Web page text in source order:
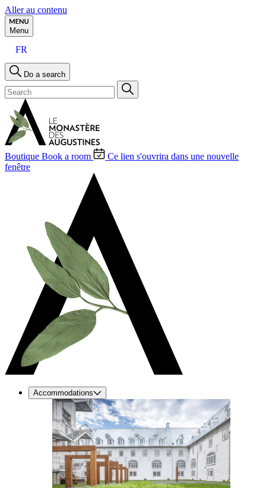
Aller au contenu
Menu
FR
Do a search
Boutique Book a room
Ce lien s'ouvrira dans une nouvelle
fenêtre
Accommodations